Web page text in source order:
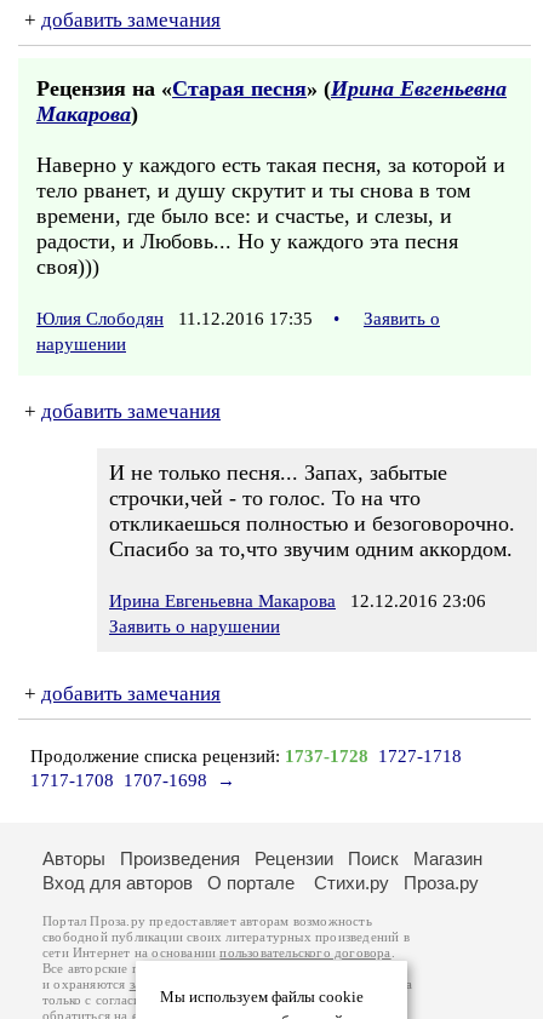
+ добавить замечания
Рецензия на «Старая песня» (Ирина Евгеньевна
Макарова)
Наверно у каждого есть такая песня, за которой и
тело рванет, и душу скрутит и ты снова в том
времени, где было все: и счастье, и слезы, и
радости, и Любовь... Но у каждого эта песня
своя)))
Юлия Слободян 11.12.2016 17:35 •
Заявить о
нарушении
+ добавить замечания
И не только песня... Запах, забытые
строчки,чей - то голос. То на что
откликаешься полностью и безоговорочно.
Спасибо за то,что звучим одним аккордом.
Ирина Евгеньевна Макарова 12.12.2016 23:06
Заявить о нарушении
+ добавить замечания
Продолжение списка рецензий: 1737-1728
1727-1718
1717-1708
1707-1698 →
Мы используем файлы cookie
Авторы Произведения Рецензии Поиск
Магазин
Вход для авторов
О портале Стихи.ру Проза.ру
Портал Проза.ру предоставляет авторам возможность
свободной публикации своих литературных произведений в
сети Интернет на основаниипользовательского договора
Все авторские права на произведения принадлежат авторам
и охраняются законом
. Перепечатка произведений возможна
только с согласия его автора, к которому вы можете
обратиться на его авторской странице. Ответственность за